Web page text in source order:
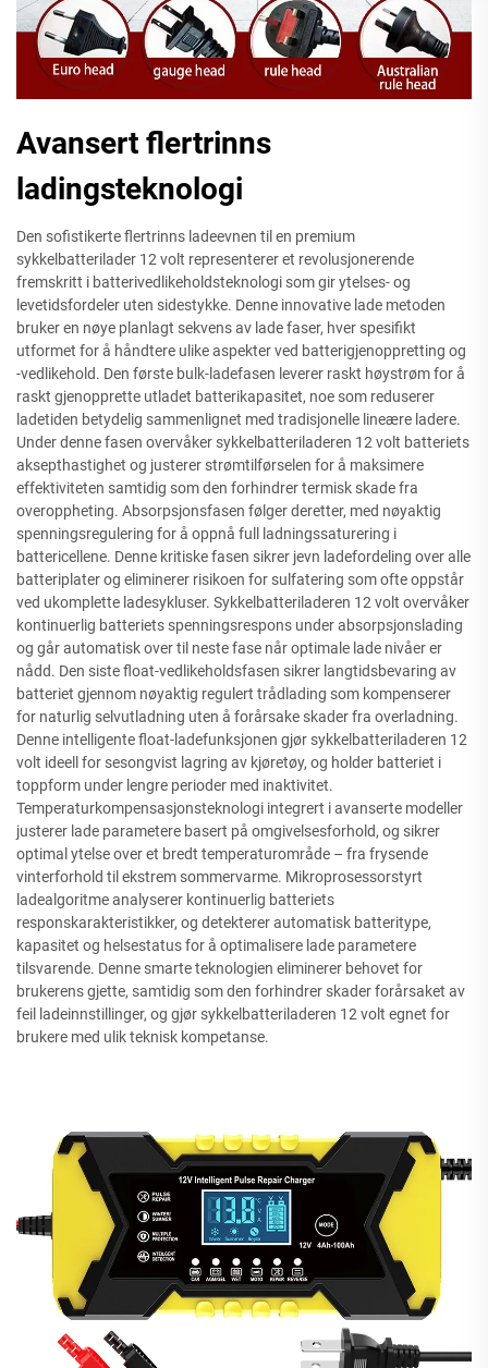
Avansert flertrinns
ladingsteknologi
Den sofistikerte flertrinns ladeevnen til en premium
sykkelbatterilader 12 volt representerer et revolusjonerende
fremskritt i batterivedlikeholdsteknologi som gir ytelses- og
levetidsfordeler uten sidestykke. Denne innovative lade metoden
bruker en nøye planlagt sekvens av lade faser, hver spesifikt
utformet for å håndtere ulike aspekter ved batterigjenoppretting og
-vedlikehold. Den første bulk-ladefasen leverer raskt høystrøm for å
raskt gjenopprette utladet batterikapasitet, noe som reduserer
ladetiden betydelig sammenlignet med tradisjonelle lineære ladere.
Under denne fasen overvåker sykkelbatteriladeren 12 volt batteriets
aksepthastighet og justerer strømtilførselen for å maksimere
effektiviteten samtidig som den forhindrer termisk skade fra
overoppheting. Absorpsjonsfasen følger deretter, med nøyaktig
spenningsregulering for å oppnå full ladningssaturering i
battericellene. Denne kritiske fasen sikrer jevn ladefordeling over alle
batteriplater og eliminerer risikoen for sulfatering som ofte oppstår
ved ukomplette ladesykluser. Sykkelbatteriladeren 12 volt overvåker
kontinuerlig batteriets spenningsrespons under absorpsjonslading
og går automatisk over til neste fase når optimale lade nivåer er
nådd. Den siste float-vedlikeholdsfasen sikrer langtidsbevaring av
batteriet gjennom nøyaktig regulert trådlading som kompenserer
for naturlig selvutladning uten å forårsake skader fra overladning.
Denne intelligente float-ladefunksjonen gjør sykkelbatteriladeren 12
volt ideell for sesongvist lagring av kjøretøy, og holder batteriet i
toppform under lengre perioder med inaktivitet.
Temperaturkompensasjonsteknologi integrert i avanserte modeller
justerer lade parametere basert på omgivelsesforhold, og sikrer
optimal ytelse over et bredt temperaturområde – fra frysende
vinterforhold til ekstrem sommervarme. Mikroprosessorstyrt
ladealgoritme analyserer kontinuerlig batteriets
responskarakteristikker, og detekterer automatisk batteritype,
kapasitet og helsestatus for å optimalisere lade parametere
tilsvarende. Denne smarte teknologien eliminerer behovet for
brukerens gjette, samtidig som den forhindrer skader forårsaket av
feil ladeinnstillinger, og gjør sykkelbatteriladeren 12 volt egnet for
brukere med ulik teknisk kompetanse.